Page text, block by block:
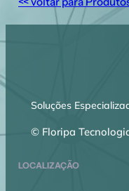
Soluções
© Floripa
LOCALIZAÇÃO